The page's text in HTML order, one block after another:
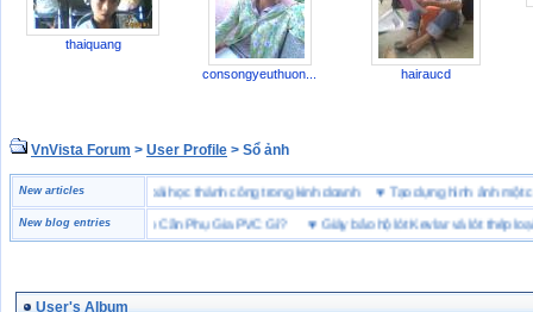
thaiquang
consongyeuthuon... hairaucd
VnVista Forum > User Profile > Sổ ảnh
New articles
biệt” của Microsoft ♥4 bài học thành công trong kinh doanh♥Tạo dựng hình ảnh
New blog entries
Chất Lượng Cao Cần Phụ Gia PVC Gì?♥ Giày bảo hộ lót Kevlar và lót thép loại
User's Album